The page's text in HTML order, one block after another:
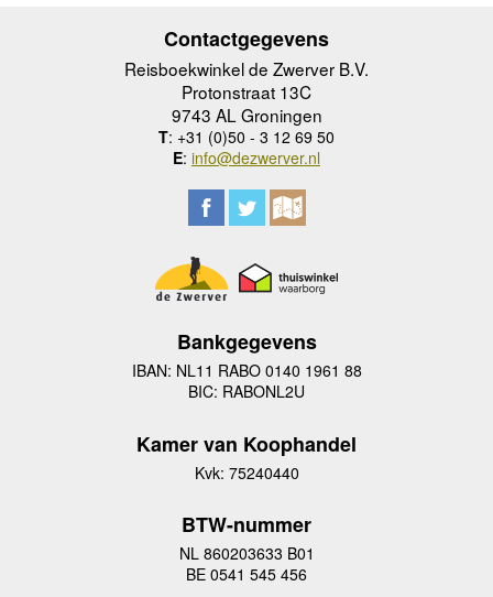
Contactgegevens
Reisboekwinkel de Zwerver B.V.
Protonstraat 13C
9743 AL Groningen
T: +31 (0)50 - 3 12 69 50
E: info@dezwerver.nl
Bankgegevens
IBAN: NL11 RABO 0140 1961 88
BIC: RABONL2U
Kamer van Koophandel
Kvk: 75240440
BTW-nummer
NL 860203633 B01
BE 0541 545 456